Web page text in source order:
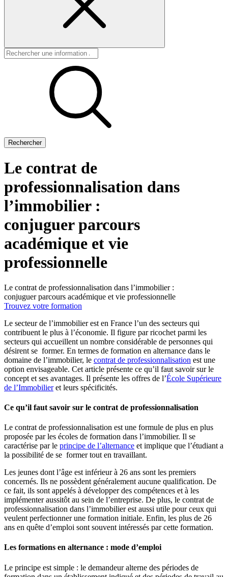
Rechercher
Le contrat de
professionnalisation dans
l’immobilier :
conjuguer parcours
académique et vie
professionnelle
Le contrat de professionnalisation dans l’immobilier :
conjuguer parcours académique et vie professionnelle
Trouvez votre formation
Le secteur de l’immobilier est en France l’un des secteurs qui
contribuent le plus à l’économie. Il figure par ricochet parmi les
secteurs qui accueillent un nombre considérable de personnes qui
désirent se former. En termes de formation en alternance dans le
domaine de l’immobilier, le contrat de professionnalisation est une
option envisageable. Cet article présente ce qu’il faut savoir sur le
concept et ses avantages. Il présente les offres de l’École Supérieure
de l’Immobilieret leurs spécificités.
Ce qu’il faut savoir sur le contrat de professionnalisation
Le contrat de professionnalisation est une formule de plus en plus
proposée par les écoles de formation dans l’immobilier. Il se
caractérise par le principe de l’alternance et implique que l’étudiant a
la possibilité de se former tout en travaillant.
Les jeunes dont l’âge est inférieur à 26 ans sont les premiers
concernés. Ils ne possèdent généralement aucune qualification. De
ce fait, ils sont appelés à développer des compétences et à les
implémenter aussitôt au sein de l’entreprise. De plus, le contrat de
professionnalisation dans l’immobilier est aussi utile pour ceux qui
veulent perfectionner une formation initiale. Enfin, les plus de 26
ans en quête d’emploi sont souvent intéressés par cette formation.
Les formations en alternance : mode d’emploi
Le principe est simple : le demandeur alterne des périodes de